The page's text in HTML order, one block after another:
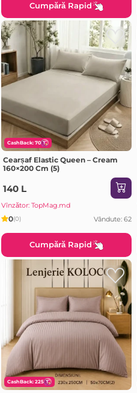
Cumpără Rapid
CashBack: 70
Cearșaf Elastic Queen – Cream
160×200 Cm (5)
140 L
Vînzător: TopMag.md
0(0) Vândute: 62
Cumpără Rapid
CashBack: 225